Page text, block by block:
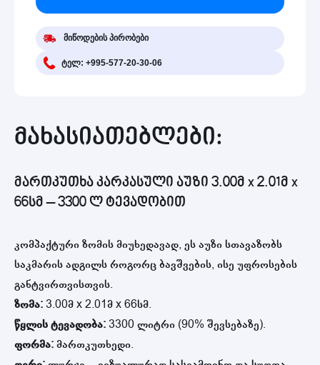
მიწოდების პირობები
ტელ: +995-577-20-30-06
მახასიათებლები:
მართკუთხა კარკასული აუზი 3.00მ x 2.01მ x
66სმ – 3300 ლ ტევადობით
კომპაქტური ზომის მიუხედავად, ეს აუზი სთავაზობს
საკმარის ადგილს როგორც ბავშვების, ისე უფროსების
განტვირთვისთვის.
ზომა: 3.00მ x 2.01მ x 66სმ.
წყლის ტევადობა: 3300 ლიტრი (90% შევსებაზე).
ფორმა: მართკუთხედი.